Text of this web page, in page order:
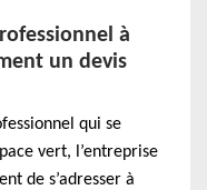
à
un devis
qui se
vert, l’entreprise
de s’adresser à